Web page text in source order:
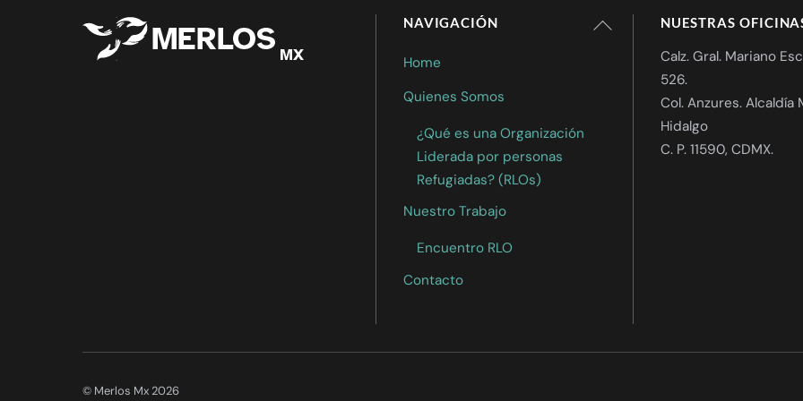
Back
NAVIGACIÓN
Home
Quienes Somos
¿Qué es una Organización
Liderada por personas
Refugiadas? (RLOs)
Nuestro Trabajo
Encuentro RLO
Contacto
NUESTRAS
Calz. Gral. Mariano
526.
Col. Anzures. Alcaldía
Hidalgo
C. P. 11590, CDMX.
© Merlos Mx 2026